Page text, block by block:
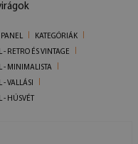
KATEGÓRIÁK
RETRO ÉS VINTAGE
- MINIMALISTA
VALLÁSI
HÚSVÉT